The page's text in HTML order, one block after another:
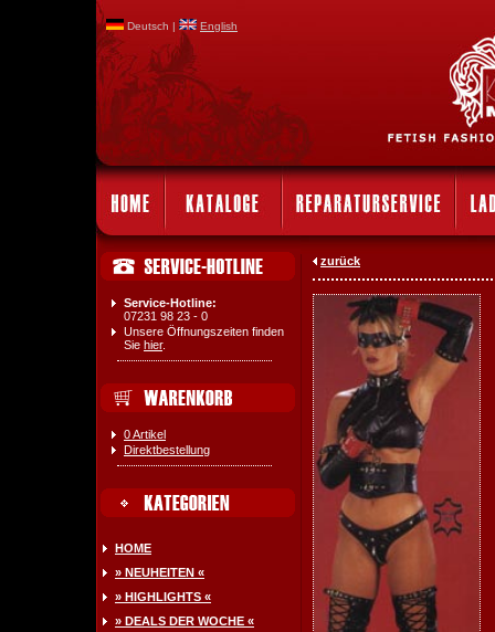
Deutsch | English
Service-Hotline:
07231 98 23 - 0
Unsere Öffnungszeiten finden
Sie hier.
0 Artikel
Direktbestellung
HOME
» NEUHEITEN «
» HIGHLIGHTS «
» DEALS DER WOCHE «
zurück